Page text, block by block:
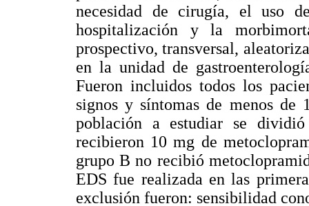
necesidad de cirugía, el uso
hospitalización y la
prospectivo, transversal,
en la unidad de
Fueron incluidos todos los
signos y síntomas de menos de
población a estudiar se
recibieron 10 mg de
grupo B no recibió
EDS fue realizada en las
exclusión fueron: sensibilidad